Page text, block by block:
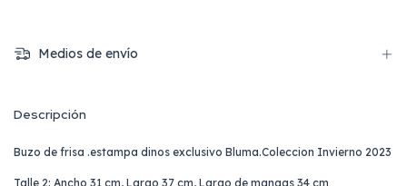
Medios de envío
Descripción
Buzo de frisa .estampa dinos exclusivo Bluma.Coleccion Invierno 2023
Talle 2: Ancho 31 cm, Largo 37 cm, Largo de mangas 34 cm